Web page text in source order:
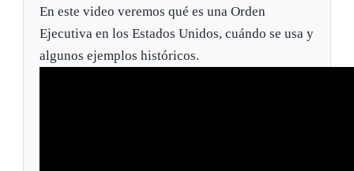
En este video veremos qué es una Orden
Ejecutiva en los Estados Unidos, cuándo se usa y
algunos ejemplos históricos.